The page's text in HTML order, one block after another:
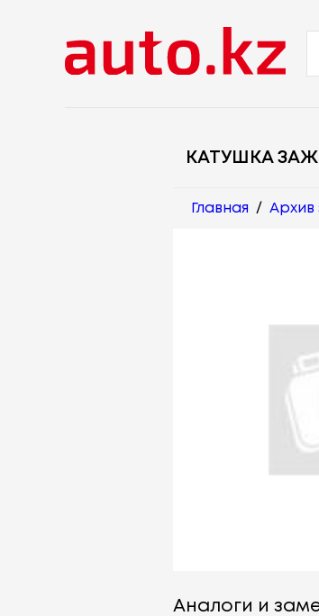
КАТУШКА
Главная / Архив
Аналоги и